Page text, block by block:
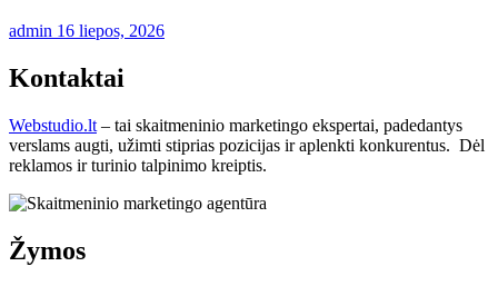
admin 16 liepos, 2026
Kontaktai
Webstudio.lt – tai skaitmeninio marketingo ekspertai, padedantys
verslams augti, užimti stiprias pozicijas ir aplenkti konkurentus. Dėl
reklamos ir turinio talpinimo kreiptis.
Žymos